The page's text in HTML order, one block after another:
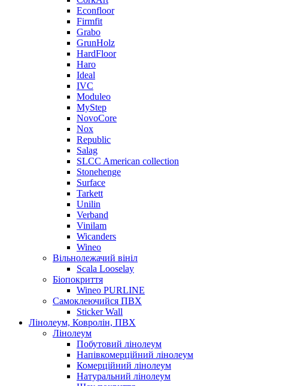
Econfloor
Firmfit
Grabo
GrunHolz
HardFloor
Haro
Ideal
IVC
Moduleo
MyStep
NovoCore
Nox
Republic
Salag
SLCC American collection
Stonehenge
Surface
Tarkett
Unilin
Verband
Vinilam
Wicanders
Wineo
Вільнолежачий вініл
Scala Looselay
Біопокриття
Wineo PURLINE
Самоклеючийся ПВХ
Sticker Wall
Лінолеум, Ковролін, ПВХ
Лінолеум
Побутовий лінолеум
Напівкомерційний лінолеум
Комерційний лінолеум
Натуральний лінолеум